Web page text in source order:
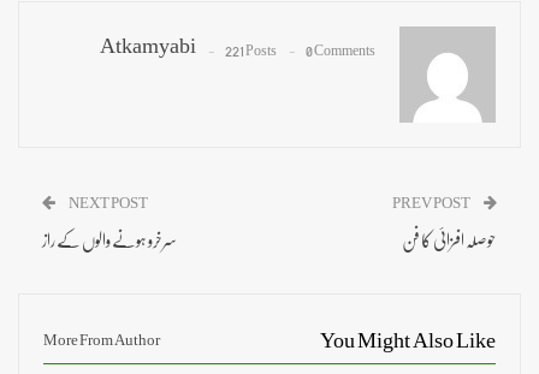
Atkamyabi 221 Posts 0 Comments
حوصلہ افزائی کا فن
NEXT POST
سرخرو ہونے والوں کے راز
You Might Also Like
More From Author